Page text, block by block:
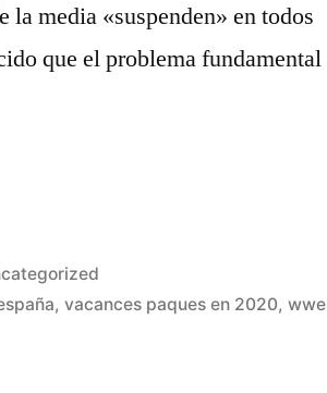
la media «suspenden» en todos
que el problema fundamental
,vacances paques en 2020,wwe